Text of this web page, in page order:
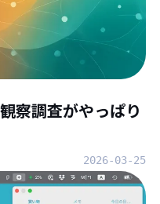
察調査がやっぱり
2026-03-25